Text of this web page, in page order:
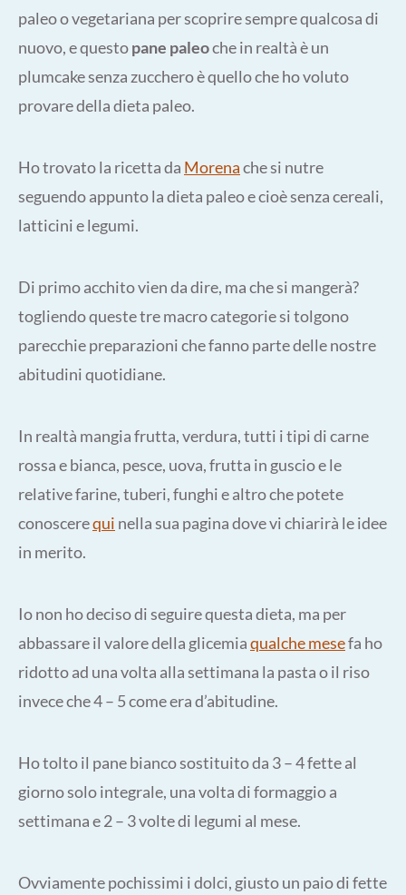
paleo o vegetariana per scoprire sempre qualcosa di
nuovo, e questopane paleoche in realtà è un
plumcake senza zucchero è quello che ho voluto
provare della dieta paleo.
Ho trovato la ricetta da Morenache si nutre
seguendo appunto la dieta paleo e cioè senza cereali,
latticini e legumi.
Di primo acchito vien da dire, ma che si mangerà?
togliendo queste tre macro categorie si tolgono
parecchie preparazioni che fanno parte delle nostre
abitudini quotidiane.
In realtà mangia frutta, verdura, tutti i tipi di carne
rossa e bianca, pesce, uova, frutta in guscio e le
relative farine, tuberi, funghi e altro che potete
conoscerequi nella sua pagina dove vi chiarirà le idee
in merito.
Io non ho deciso di seguire questa dieta, ma per
abbassare il valore della glicemiaqualche mesefa ho
ridotto ad una volta alla settimana la pasta o il riso
invece che 4 – 5 come era d’abitudine.
Ho tolto il pane bianco sostituito da 3 – 4 fette al
giorno solo integrale, una volta di formaggio a
settimana e 2 – 3 volte di legumi al mese.
Ovviamente pochissimi i dolci, giusto un paio di fette